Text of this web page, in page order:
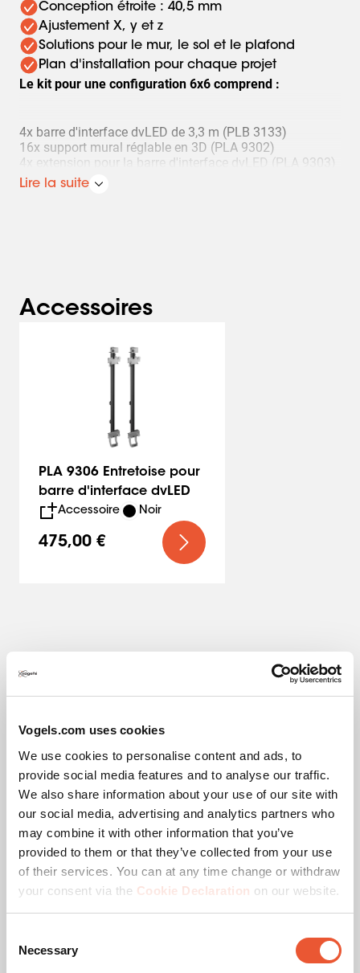
Vogels.com uses cookies
We use cookies to personalise content and ads, to
provide social media features and to analyse our traffic.
We also share information about your use of our site with
our social media, advertising and analytics partners who
may combine it with other information that you’ve
provided to them or that they’ve collected from your use
of their services. You can at any time change or withdraw
your consent via the Cookie Declaration on our website.
Selection
Necessary
Conception étroite : 40,5 mm
Ajustement X, y et z
Solutions pour le mur, le sol et le plafond
Plan d'installation pour chaque projet
Le kit pour une configuration 6x6 comprend :
4x barre d'interface dvLED de 3,3 m (PLB 3133)
16x support mural réglable en 3D (PLA 9302)
4x extension pour la barre d'interface dvLED (PLA 9303)
6x jeu (4 pièces) de boulons de montage (PLA 9305)
Lire la suite
Accessoires
PLA 9306 Entretoise pour
barre d'interface dvLED
Accessoire Noir
475,00 €
Spécifications
EAN emballage unitaire 8712285408441
Couleur Noir
Product Line General
Catégorie de produit
dvLED Mur d'image
mural